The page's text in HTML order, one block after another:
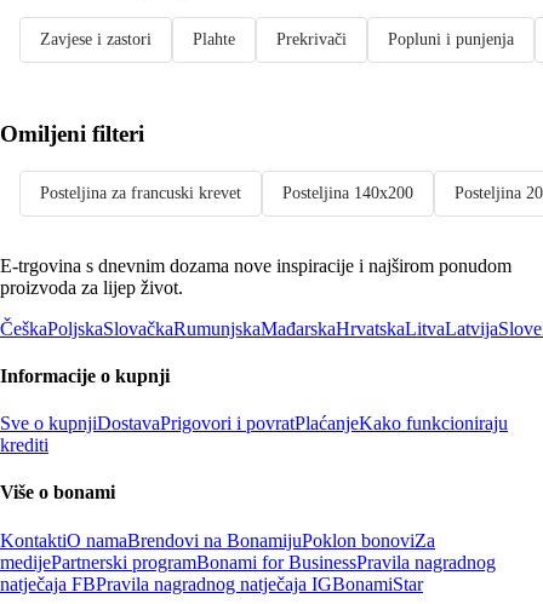
Zavjese i zastori Plahte Prekrivači Popluni i punjenja
Omiljeni filteri
Posteljina za francuski krevet Posteljina 140x200 Posteljina
E-trgovina s dnevnim dozama nove inspiracije i najširom ponudom
proizvoda za lijep život.
ČeškaPoljskaSlovačkaRumunjskaMađarskaHrvatskaLitvaLatvija
Informacije o kupnji
Sve o kupnjiDostavaPrigovori i povratPlaćanjeKako funkcioniraju
krediti
Više o bonami
KontaktiO namaBrendovi na BonamijuPoklon bonoviZa
medijePartnerski programBonami for BusinessPravila nagradnog
natječaja FBPravila nagradnog natječaja IGBonamiStar